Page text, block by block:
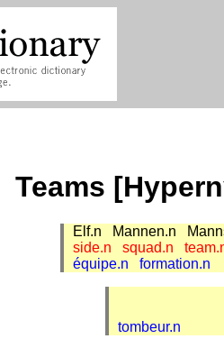
Teams
Elf.n Mannen.n
side.n squad.n
équipe.n formation.n
tombeur.n